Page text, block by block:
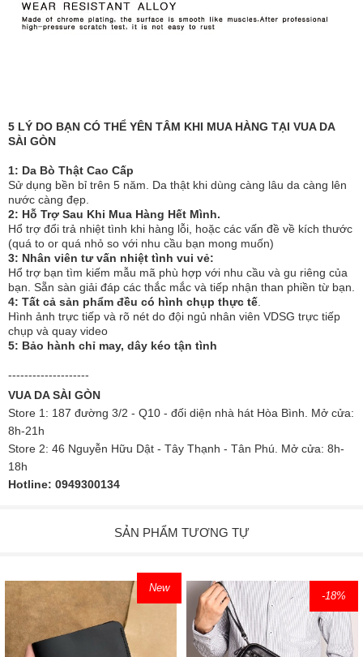
5 LÝ DO BẠN CÓ THỂ YÊN TÂM KHI MUA HÀNG TẠI VUA DA
SÀI GÒN
1: Da Bò Thật Cao Cấp
Sử dụng bền bỉ trên 5 năm. Da thật khi dùng càng lâu da càng lên
nước càng đẹp.
2: Hỗ Trợ Sau Khi Mua Hàng Hết Mình.
Hổ trợ đổi trả nhiệt tình khi hàng lỗi, hoặc các vấn đề về kích thước
(quá to or quá nhỏ so với nhu cầu bạn mong muốn)
3: Nhân viên tư vấn nhiệt tình vui vẻ:
Hổ trợ bạn tìm kiếm mẫu mã phù hợp với nhu cầu và gu riêng của
bạn. Sẵn sàn giải đáp các thắc mắc và tiếp nhận than phiền từ bạn.
4: Tất cả sản phẩm đều có hình chụp thực tế.
Hình ảnh trực tiếp và rõ nét do đội ngủ nhân viên VDSG trực tiếp
chụp và quay video
5: Bảo hành chỉ may, dây kéo tận tình
--------------------
VUA DA SÀI GÒN
Store 1: 187 đường 3/2 - Q10 - đối diện nhà hát Hòa Bình. Mở cửa:
8h-21h
Store 2: 46 Nguyễn Hữu Dật - Tây Thạnh - Tân Phú. Mở cửa: 8h-
18h
Hotline: 0949300134
SẢN PHẨM TƯƠNG TỰ
New
-18%